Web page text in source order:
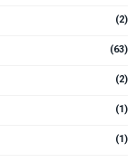
(2)
(63)
(2)
(1)
(1)